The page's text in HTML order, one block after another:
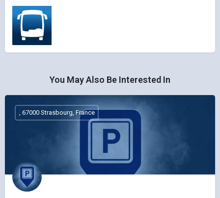
You May Also Be Interested In
, 67000 Strasbourg, France